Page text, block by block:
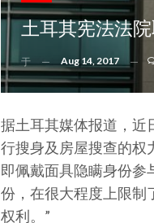
土耳其宪法法
于 Aug 14, 2017
据土耳其媒体报道，近
行搜身及房屋搜查的权
即佩戴面具隐瞒身份参
份，在很大程度上限制
权利。”